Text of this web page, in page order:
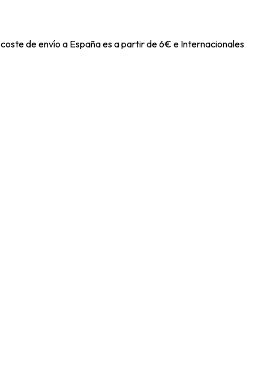
de envío a España es a partir de 6€ e Internacionales